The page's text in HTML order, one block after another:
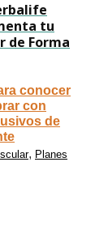
tu
de Forma
conocer
con
de
, Planes